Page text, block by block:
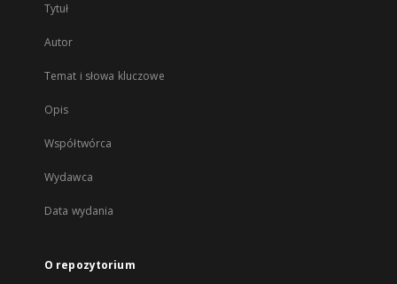
Tytuł
Autor
Temat i słowa kluczowe
Opis
Współtwórca
Wydawca
Data wydania
O repozytorium